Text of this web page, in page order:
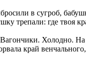
в сугроб,
трепали: где твоя
Холодно.
край